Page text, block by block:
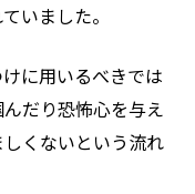
いました。
に用いるべきでは
だり恐怖心を与え
くないという流れ